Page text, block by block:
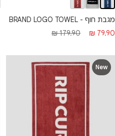
מגבת חוף - BRAND LOGO TOWEL
מחיר
79.90 ₪
מחיר
179.90 ₪
New